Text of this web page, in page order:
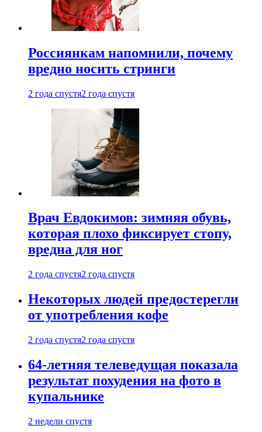
Россиянкам напомнили, почему
вредно носить стринги
2 года спустя2 года спустя
Врач Евдокимов: зимняя обувь,
которая плохо фиксирует стопу,
вредна для ног
2 года спустя2 года спустя
Некоторых людей предостерегли
от употребления кофе
2 года спустя2 года спустя
64-летняя телеведущая показала
результат похудения на фото в
купальнике
2 недели спустя